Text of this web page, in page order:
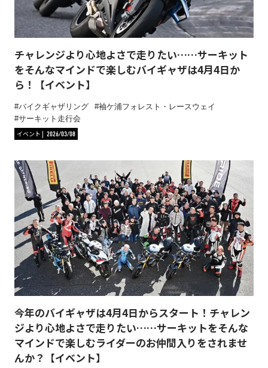
チャレンジより心地よさで走りたい……サーキット
をそんなマインドで楽しむバイギャザは4月4日か
ら！【イベント】
バイクギャザリング
袖ケ浦フォレスト・レースウェイ
サーキット走行会
イベント
2026/03/08
今年のバイギャザは4月4日からスタート！チャレン
ジより心地よさで走りたい……サーキットをそんな
マインドで楽しむライダーのお仲間入りをされませ
んか？【イベント】